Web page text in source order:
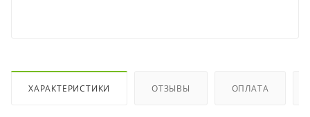
ХАРАКТЕРИСТИКИ ОТЗЫВЫ ОПЛАТА